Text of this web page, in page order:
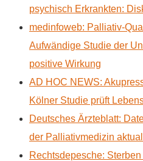
psychisch Erkrankten:
medinfoweb: Palliativ-
Aufwändige Studie der
positive Wirkung
AD HOC NEWS:
Kölner Studie prüft
Deutsches Ärzteblatt:
der Palliativmedizin
Rechtsdepesche: